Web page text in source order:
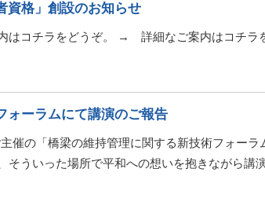
資格」創設のお知らせ
コチラをどうぞ。 → 詳細なご案内はコチラ
ォーラムにて講演のご報告
催の「橋梁の維持管理に関する新技術フォー
ういった場所で平和への想いを抱きながら講